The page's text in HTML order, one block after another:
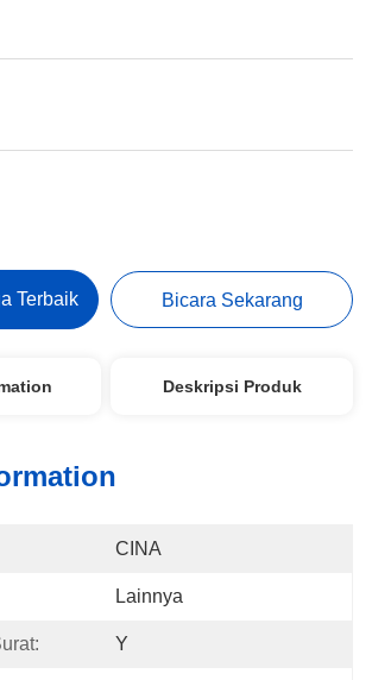
Terbaik Bicara Sekarang
Deskripsi Produk
CINA
Lainnya
Y